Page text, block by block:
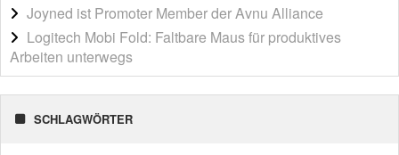
Joyned ist Promoter Member der Avnu Alliance
Logitech Mobi Fold: Faltbare Maus für produktives
Arbeiten unterwegs
SCHLAGWÖRTER